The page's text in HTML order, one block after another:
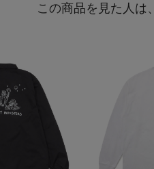
この商品を見た人は